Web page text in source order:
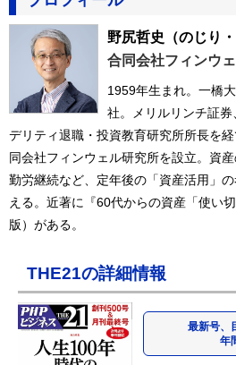
野尻哲史
（のじり
合同会社フィンウ
1959年生まれ。一橋
社。メリルリンチ証
デリティ退職・投資教育研究所所長を
同会社フィンウェル研究所を設立。資
勤労継続など、定年後の「資産活用」
える。近著に『60代からの資産「使い
版）がある。
THE21の詳細情報
最新号、
年